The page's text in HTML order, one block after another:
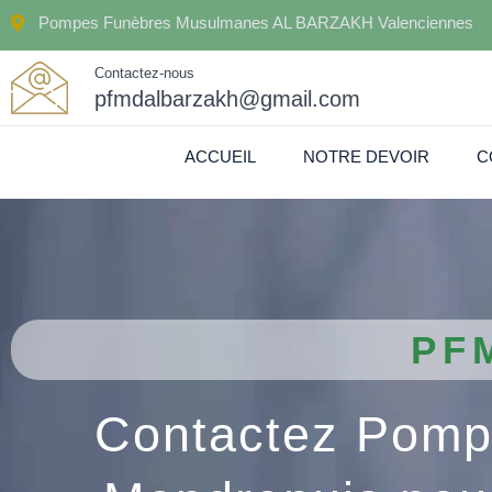
Pompes Funèbres Musulmanes AL BARZAKH Valenciennes
Contactez-nous
pfmdalbarzakh@gmail.com
ACCUEIL NOTRE DEVOIR
Contactez